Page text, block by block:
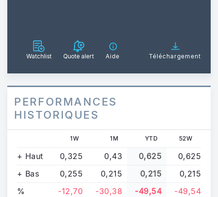
Watchlist Quote alert Aide Téléchargement
PERFORMANCES
HISTORIQUES
1W 1M YTD 52W
+ Haut 0,325 0,43 0,625
0,625
+ Bas
0,255 0,215 0,215
0,215
%
-12,70 -30,38 -49,54 -49,54